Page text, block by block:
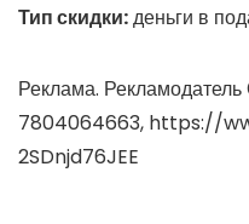
Тип скидки:деньги в
Реклама.
7804064663, https://
2SDnjd76JEE